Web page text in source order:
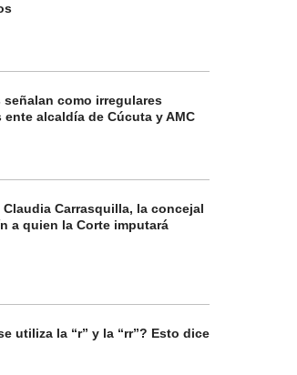
señalan como irregulares
alcaldía de Cúcuta y AMC
Claudia Carrasquilla, la concejal
a quien la Corte imputará
utiliza la “r” y la “rr”? Esto dice